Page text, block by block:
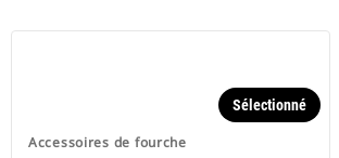
Accessoires de fourche
Sélectionné